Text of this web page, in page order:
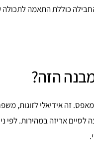
כוללת התאמה לתכולה
הזה?
זה אידיאלי לזוגות,
אריזה במהירות. לפי